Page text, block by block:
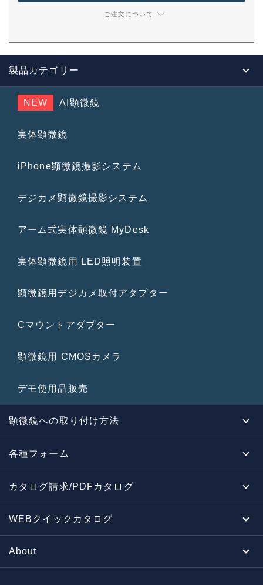
ご注文について
製品カテゴリー
NEW AI顕微鏡
実体顕微鏡
iPhone顕微鏡撮影システム
デジカメ顕微鏡撮影システム
アーム式実体顕微鏡 MyDesk
実体顕微鏡用 LED照明装置
顕微鏡用デジカメ取付アダプター
Cマウントアダプター
顕微鏡用 CMOSカメラ
デモ使用品販売
顕微鏡への取り付け方法
各種フォーム
カタログ請求/PDFカタログ
WEBクイックカタログ
About